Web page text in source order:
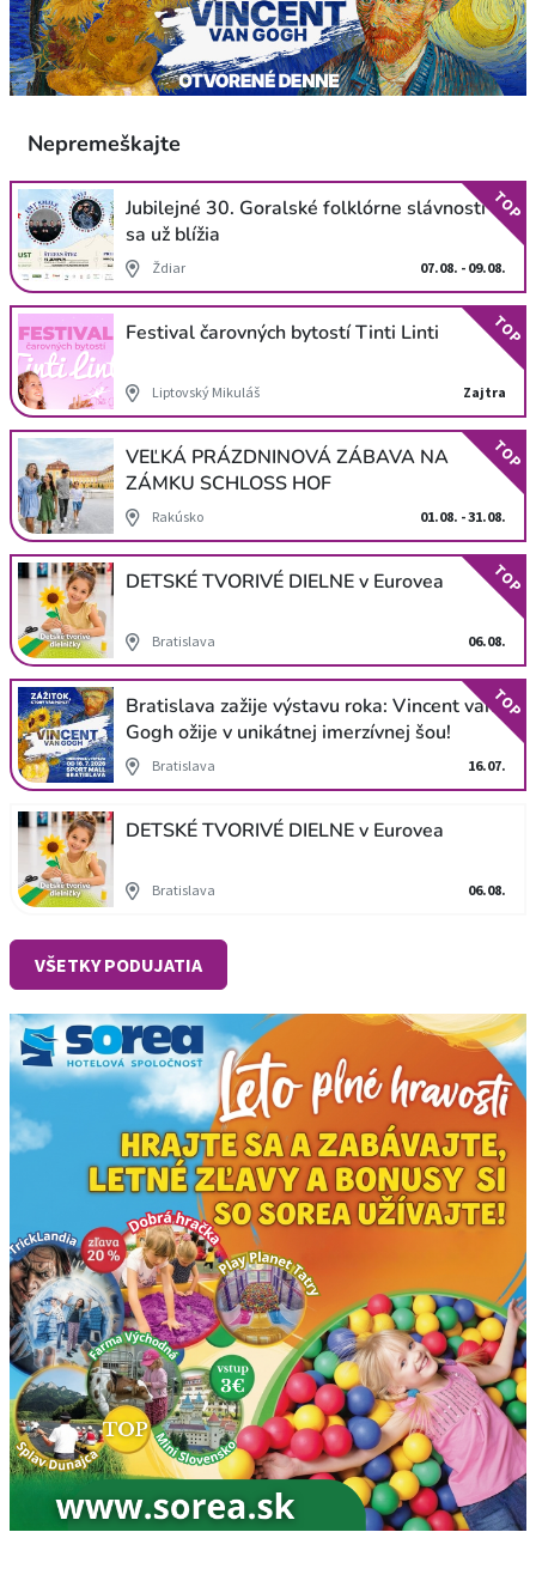
Nepremeškajte
Jubilejné 30. Goralské folklórne slávnosti
sa už blížia
Ždiar 07.08. - 09.08.
TOP
Festival čarovných bytostí Tinti Linti
Liptovský Mikuláš Zajtra
TOP
VEĽKÁ PRÁZDNINOVÁ ZÁBAVA NA
ZÁMKU SCHLOSS HOF
Rakúsko 01.08. - 31.08.
TOP
DETSKÉ TVORIVÉ DIELNE v Eurovea
Bratislava 06.08.
TOP
Bratislava zažije výstavu roka: Vincent van
Gogh ožije v unikátnej imerzívnej šou!
Bratislava 16.07.
TOP
DETSKÉ TVORIVÉ DIELNE v Eurovea
Bratislava 06.08.
VŠETKY PODUJATIA